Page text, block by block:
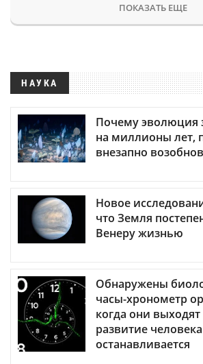
ПОКАЗАТЬ ЕЩЕ
НАУКА
Почему эволюция
на миллионы лет,
внезапно
Новое
что Земля
Венеру жизнью
Обнаружены
часы-хронометр
когда они выходят
развитие человека
останавливается